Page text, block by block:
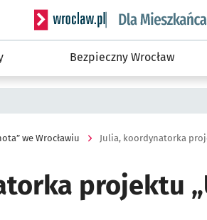
Serwis informacyjny wroclaw.pl
Bezpieczny Wrocław
we Wrocławiu Julia, koordynatorka
projektu